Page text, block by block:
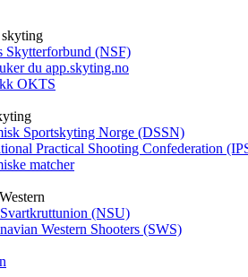
Skytterforbund (NSF)
du app.skyting.no
OKTS
Sportskyting Norge (DSSN)
Practical Shooting Confederation
matcher
(NSU)
Western Shooters (SWS)